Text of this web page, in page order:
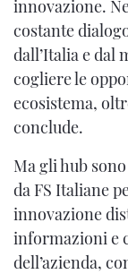
innovazione.
costante
dall’Italia e dal
cogliere le
ecosistema,
conclude.
Ma gli hub
da FS Italiane
innovazione
informazioni e
dell’azienda,